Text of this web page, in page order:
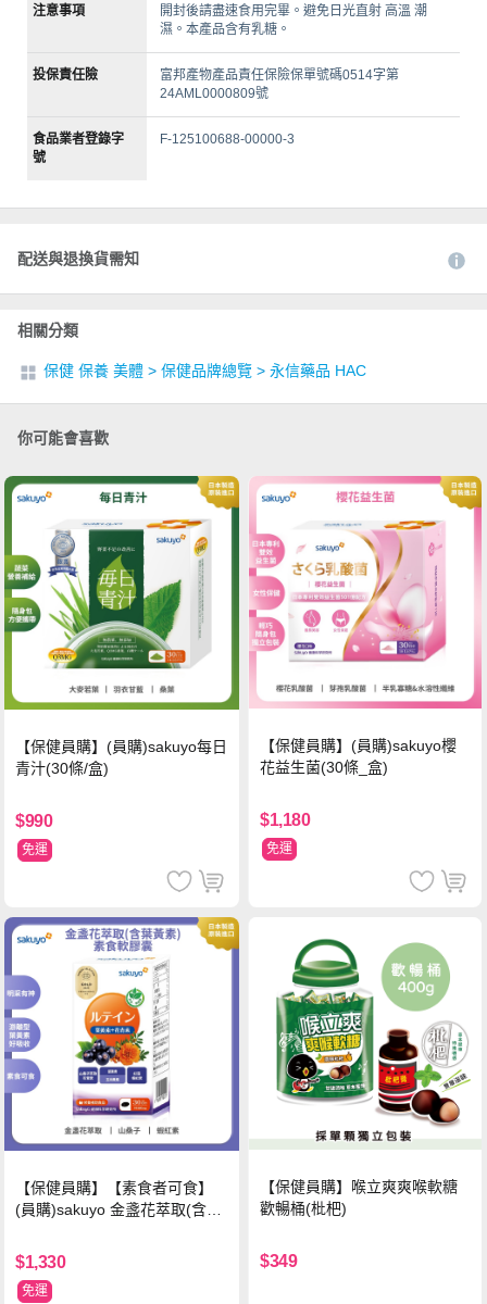
注意事項
開封後請盡速食用完畢。避免日光直射 高溫 潮
濕。本產品含有乳糖。
投保責任險
富邦產物產品責任保險保單號碼0514字第
24AML0000809號
食品業者登錄字
號
F-125100688-00000-3
配送與退換貨需知
相關分類
保健 保養 美體 > 保健品牌總覽 > 永信藥品 HAC
你可能會喜歡
【保健員購】(員購)sakuyo每日
青汁(30條/盒)
$990
免運
【保健員購】(員購)sakuyo櫻
花益生菌(30條_盒)
$1,180
免運
【保健員購】【素食者可食】
(員購)sakuyo 金盞花萃取(含葉
瓶)
$1,330
免運
【保健員購】喉立爽爽喉軟糖
歡暢桶(枇杷)
$349